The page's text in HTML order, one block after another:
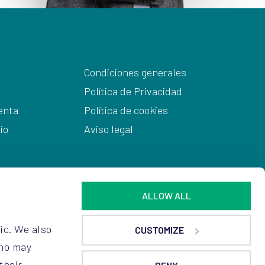
We also
may
ALLOW ALL
CUSTOMIZE
Condiciones generales
Política de Privacidad
Política de cookies
Aviso legal